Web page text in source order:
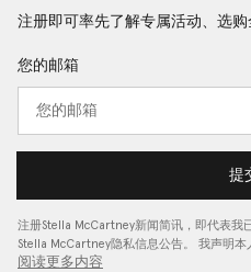
注册即可率先了解专属活动、选购
您的邮箱
提
注册Stella McCartney新闻简讯，即代表我
Stella McCartney隐私信息公告。 我声明本
阅读更多内容